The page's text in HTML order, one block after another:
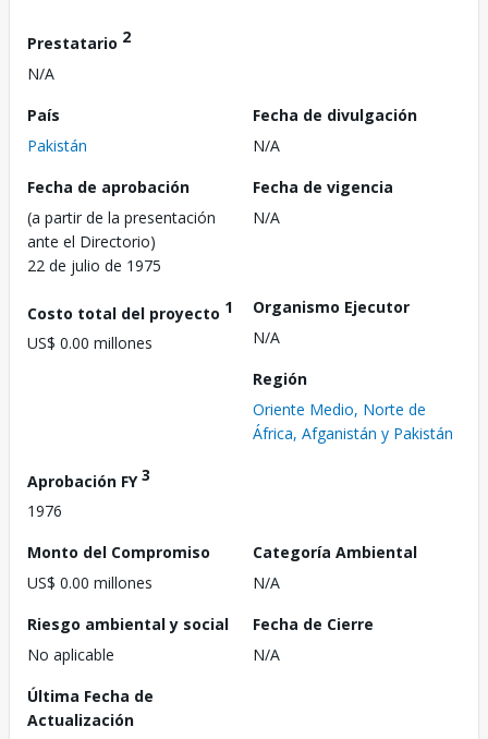
Prestatario 2
N/A
País
Pakistán
Fecha de divulgación
N/A
Fecha de aprobación
(a partir de la presentación
ante el Directorio)
22 de julio de 1975
Fecha de vigencia
N/A
Costo total del proyecto 1
US$ 0.00 millones
Organismo Ejecutor
N/A
Región
Oriente Medio, Norte de
África, Afganistán y Pakistán
Aprobación FY3
1976
Monto del Compromiso
US$ 0.00 millones
Categoría Ambiental
N/A
Riesgo ambiental y social
No aplicable
Fecha de Cierre
N/A
Última Fecha de
Actualización